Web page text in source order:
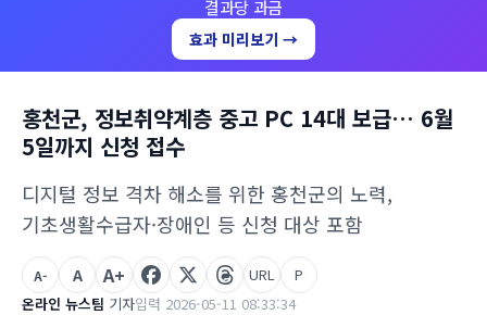
결과당 과금
효과 미리보기 →
홍천군, 정보취약계층 중고 PC 14대 보급… 6월
5일까지 신청 접수
디지털 정보 격차 해소를 위한 홍천군의 노력,
기초생활수급자·장애인 등 신청 대상 포함
온라인 뉴스팀 기자입력 2026-05-11 08:33:34
A- A A+ URL P